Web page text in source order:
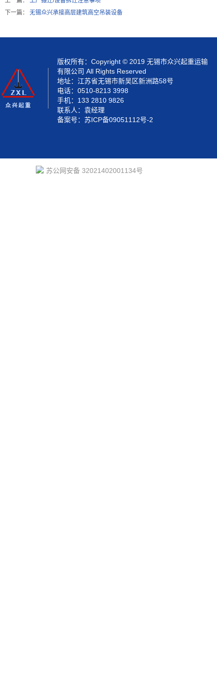
下一篇：
无锡众兴承接高层建筑高空吊装设备
版权所有：Copyright © 2019 无锡市众兴起重运输
有限公司 All Rights Reserved
地址：江苏省无锡市新吴区新洲路58号
电话：0510-8213 3998
手机：133 2810 9826
联系人：袁经理
备案号： 苏ICP备09051112号-2
苏公网安备 32021402001134号